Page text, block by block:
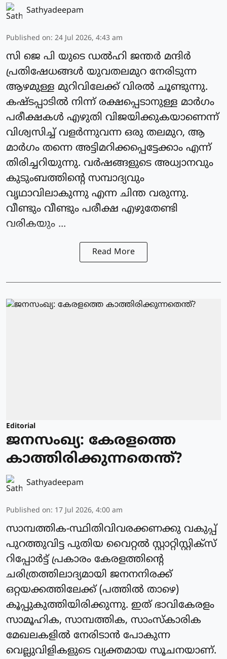
Sathyadeepam
Published on: 24 Jul 2026, 4:43 am
സി ജെ പി യുടെ ഡൽഹി ജന്തർ മന്ദിർ
പ്രതിഷേധങ്ങൾ യുവതലമുറ നേരിടുന്ന
ആഴമുള്ള മുറിവിലേക്ക് വിരൽ ചൂണ്ടുന്നു.
കഷ്ടപ്പാടിൽ നിന്ന് രക്ഷപ്പെടാനുള്ള മാർഗം
പരീക്ഷകൾ എഴുതി വിജയിക്കുകയാണെന്ന്
വിശ്വസിച്ച് വളർന്നുവന്ന ഒരു തലമുറ, ആ
മാർഗം തന്നെ അട്ടിമറിക്കപ്പെട്ടേക്കാം എന്ന്
തിരിച്ചറിയുന്നു. വർഷങ്ങളുടെ അധ്വാനവും
കുടുംബത്തിന്റെ സമ്പാദ്യവും
വൃഥാവിലാകുന്നു എന്ന ചിന്ത വരുന്നു.
വീണ്ടും വീണ്ടും പരീക്ഷ എഴുതേണ്ടി
വരികയും ...
Read More
Editorial
ജനസംഖ്യ: കേരളത്തെ
കാത്തിരിക്കുന്നതെന്ത്?
Sathyadeepam
Published on: 17 Jul 2026, 4:00 am
സാമ്പത്തിക-സ്ഥിതിവിവരക്കണക്കു വകുപ്പ്
പുറത്തുവിട്ട പുതിയ വൈറ്റൽ സ്റ്റാറ്റിസ്റ്റിക്സ്
റിപ്പോർട്ട് പ്രകാരം കേരളത്തിന്റെ
ചരിത്രത്തിലാദ്യമായി ജനനനിരക്ക്
ഒറ്റയക്കത്തിലേക്ക് (പത്തിൽ താഴെ)
കൂപ്പുകുത്തിയിരിക്കുന്നു. ഇത് ഭാവികേരളം
സാമൂഹിക, സാമ്പത്തിക, സാംസ്കാരിക
മേഖലകളിൽ നേരിടാൻ പോകുന്ന
വെല്ലുവിളികളുടെ വ്യക്തമായ സൂചനയാണ്.